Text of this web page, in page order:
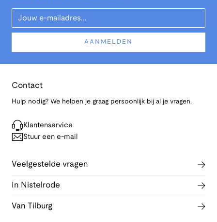
Your Email
AANMELDEN
Contact
Hulp nodig? We helpen je graag persoonlijk bij al je vragen.
Klantenservice
Stuur een e-mail
Veelgestelde vragen
In Nistelrode
Van Tilburg